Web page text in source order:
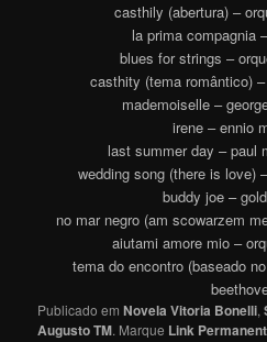
casthily (abertura) –
la prima compagnia
blues for strings –
casthity (tema romântico)
mademoiselle –
irene – ennio
last summer day – paul
wedding song (there is love)
buddy joe –
no mar negro (am scowarzem
aiutami amore mio –
tema do encontro (baseado
Publicado emNovela Vitoria Bonelli,
Augusto TM. Marque Link